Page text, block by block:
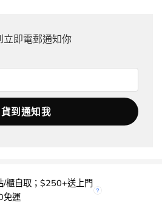
立即電郵通知你
櫃自取；$250+送上門
免運